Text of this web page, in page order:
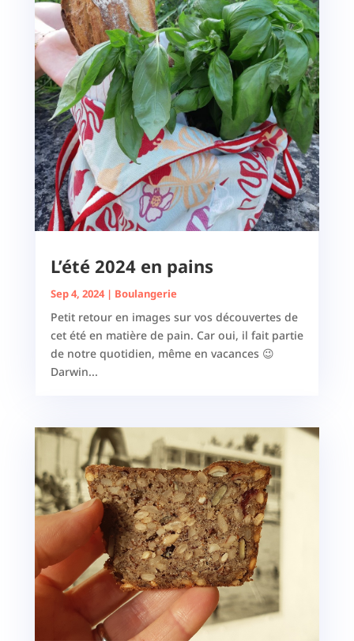
L’été 2024 en pains
Sep 4, 2024| Boulangerie
Petit retour en images sur vos découvertes de
cet été en matière de pain. Car oui, il fait partie
de notre quotidien, même en vacances 😉
Darwin...